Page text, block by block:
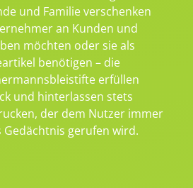
und Familie verschenken
an Kunden und
möchten oder sie als
benötigen – die
erfüllen
und hinterlassen stets
der dem Nutzer immer
gerufen wird.